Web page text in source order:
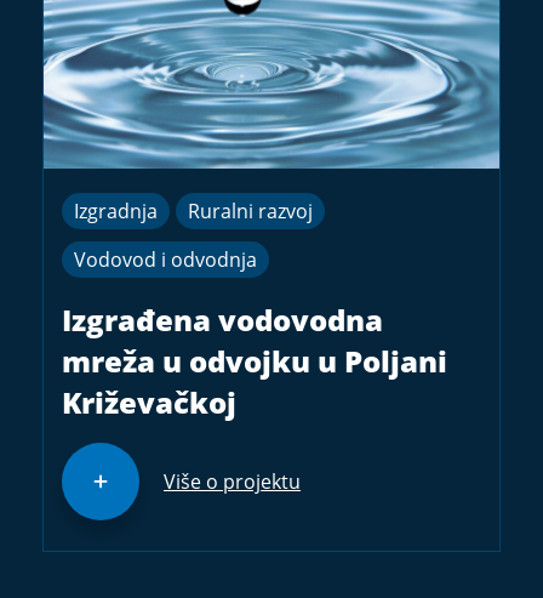
Izgradnja
Ruralni razvoj
Vodovod i odvodnja
Izgrađena vodovodna
mreža u odvojku u Poljani
Križevačkoj
Više o projektu